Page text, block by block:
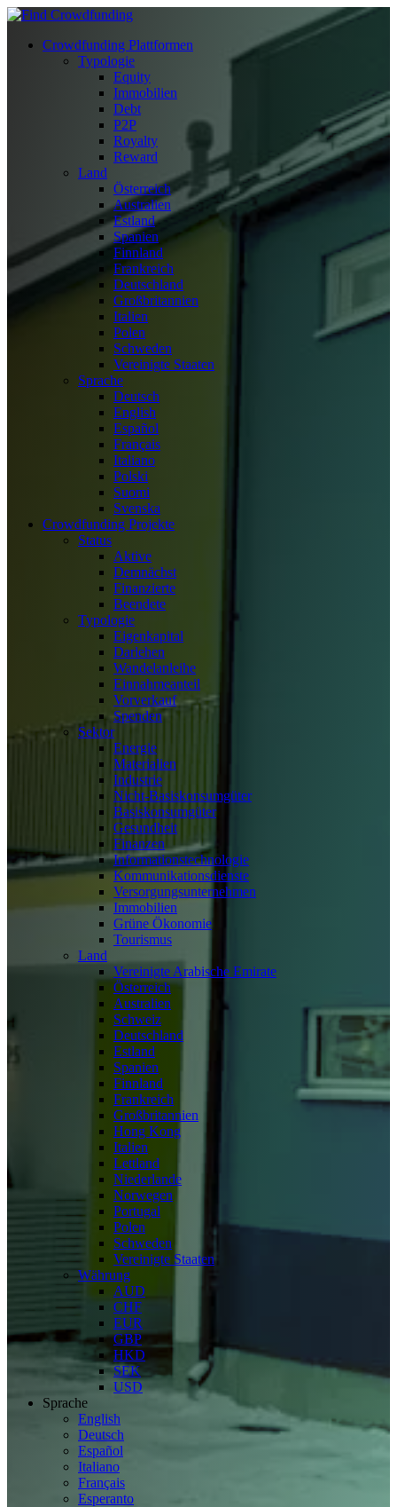
Crowdfunding Plattformen
Typologie
Equity
Immobilien
Debt
P2P
Royalty
Reward
Land
Österreich
Australien
Estland
Spanien
Finnland
Frankreich
Deutschland
Großbritannien
Italien
Polen
Schweden
Vereinigte Staaten
Sprache
Deutsch
English
Español
Français
Italiano
Polski
Suomi
Svenska
Crowdfunding Projekte
Status
Aktive
Demnächst
Finanzierte
Beendete
Typologie
Eigenkapital
Darlehen
Wandelanleihe
Einnahmeanteil
Vorverkauf
Spenden
Sektor
Energie
Materialien
Industrie
Nicht-Basiskonsumgüter
Basiskonsumgüter
Gesundheit
Finanzen
Informationstechnologie
Kommunikationsdienste
Versorgungsunternehmen
Immobilien
Grüne Ökonomie
Tourismus
Land
Vereinigte Arabische Emirate
Österreich
Australien
Schweiz
Deutschland
Estland
Spanien
Finnland
Frankreich
Großbritannien
Hong Kong
Italien
Lettland
Niederlande
Norwegen
Portugal
Polen
Schweden
Vereinigte Staaten
Währung
AUD
CHF
EUR
GBP
HKD
SEK
USD
Sprache
English
Deutsch
Español
Italiano
Français
Esperanto